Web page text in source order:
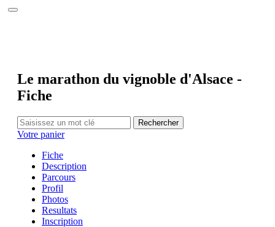
Réalisations
Partenaires
Annuaire
Le marathon du vignoble d'Alsace -
Fiche
Rechercher
Votre panier
Fiche
Description
Parcours
Profil
Photos
Resultats
Inscription